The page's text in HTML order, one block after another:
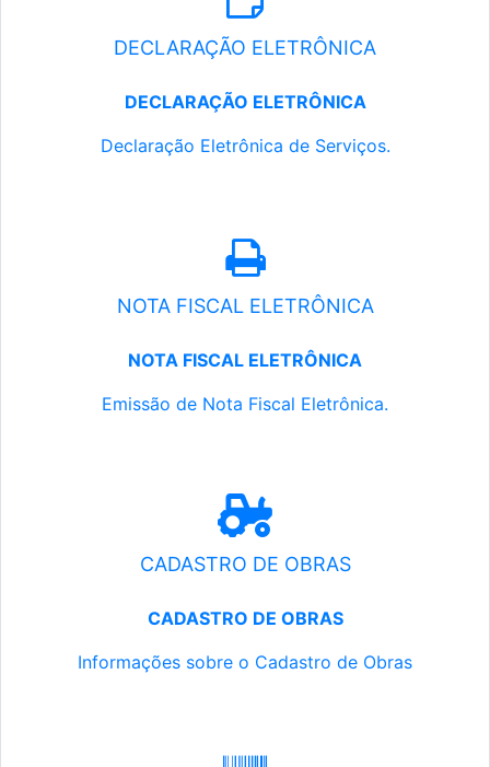
DECLARAÇÃO ELETRÔNICA
DECLARAÇÃO ELETRÔNICA
Declaração Eletrônica de Serviços.
NOTA FISCAL ELETRÔNICA
NOTA FISCAL ELETRÔNICA
Emissão de Nota Fiscal Eletrônica.
CADASTRO DE OBRAS
CADASTRO DE OBRAS
Informações sobre o Cadastro de Obras